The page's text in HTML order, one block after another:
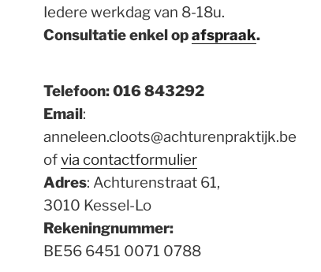
Iedere werkdag van 8-18u.
Consultatie enkel opafspraak.
Telefoon: 016 843292
Email:
anneleen.cloots@achturenpraktijk.be
ofvia contactformulier
Adres: Achturenstraat 61,
3010 Kessel-Lo
Rekeningnummer:
BE56 6451 0071 0788